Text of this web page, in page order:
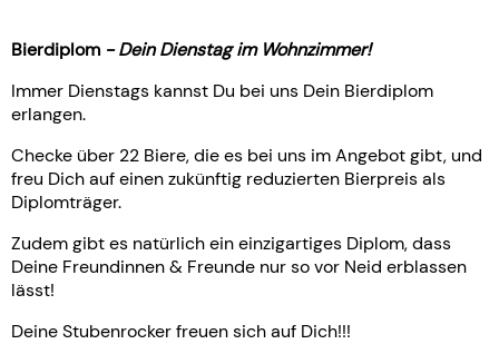
Bierdiplom - Dein Dienstag im Wohnzimmer!
Immer Dienstags kannst Du bei uns Dein Bierdiplom
erlangen.
Checke über 22 Biere, die es bei uns im Angebot gibt, und
freu Dich auf einen zukünftig reduzierten Bierpreis als
Diplomträger.
Zudem gibt es natürlich ein einzigartiges Diplom, dass
Deine Freundinnen & Freunde nur so vor Neid erblassen
lässt!
Deine Stubenrocker freuen sich auf Dich!!!